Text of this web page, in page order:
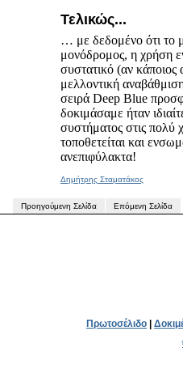
Τελικώς...
… με δεδομένο ότι το
μονόδρομος, η χρήση
συστατικό (αν
μελλοντική
σειρά Deep Blue
δοκιμάσαμε ήταν
συστήματος στις πολύ
τοποθετείται και
ανεπιφύλακτα!
Δημήτρης Σταματάκος
Προηγούμενη Σελίδα Επόμενη Σελίδα
Πρωτοσέλιδο |